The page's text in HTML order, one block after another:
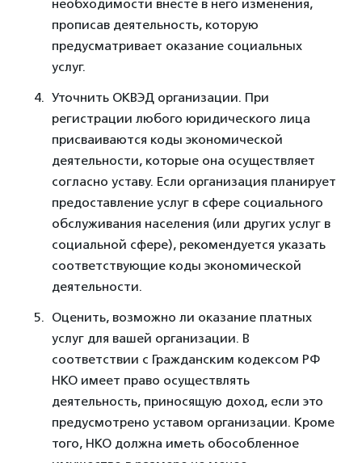
необходимости внесте в него изменения,
прописав деятельность, которую
предусматривает оказание социальных
услуг.
Уточнить ОКВЭД организации. При
регистрации любого юридического лица
присваиваются коды экономической
деятельности, которые она осуществляет
согласно уставу. Если организация планирует
предоставление услуг в сфере социального
обслуживания населения (или других услуг в
социальной сфере), рекомендуется указать
соответствующие коды экономической
деятельности.
Оценить, возможно ли оказание платных
услуг для вашей организации. В
соответствии с Гражданским кодексом РФ
НКО имеет право осуществлять
деятельность, приносящую доход, если это
предусмотрено уставом организации. Кроме
того, НКО должна иметь обособленное